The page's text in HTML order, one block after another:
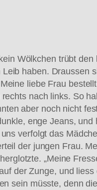
Wölkchen trübt den
haben. Draussen
liebe Frau
nach links. So
aber noch nicht
enge Jeans, und
verfolgt das
der jungen Frau.
„Meine
der Zunge, und liess
sein müsste, denn